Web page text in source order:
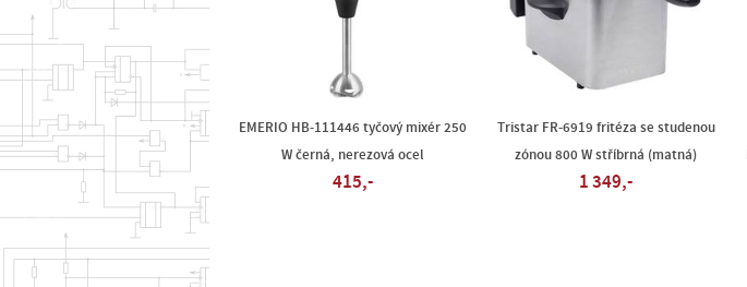
EMERIO HB-111446 tyčový mixér 250
W černá, nerezová ocel
415,-
Tristar FR-6919 fritéza se studenou
zónou 800 W stříbrná (matná)
1 349,-